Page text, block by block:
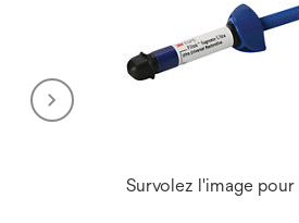
Survolez l'image